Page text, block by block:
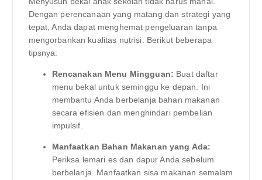
Dengan perencanaan yang matang dan strategi yang
tepat, Anda dapat menghemat pengeluaran tanpa
mengorbankan kualitas nutrisi. Berikut beberapa
tipsnya:
Rencanakan Menu Mingguan: Buat daftar
menu bekal untuk seminggu ke depan. Ini
membantu Anda berbelanja bahan makanan
secara efisien dan menghindari pembelian
impulsif.
Manfaatkan Bahan Makanan yang Ada:
Periksa lemari es dan dapur Anda sebelum
berbelanja. Manfaatkan sisa makanan semalam